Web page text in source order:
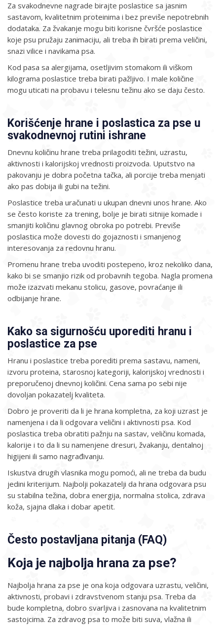
Za svakodnevne nagrade birajte poslastice sa jasnim
sastavom, kvalitetnim proteinima i bez previše nepotrebnih
dodataka. Za žvakanje mogu biti korisne čvršće poslastice
koje psu pružaju zanimaciju, ali treba ih birati prema veličini,
snazi vilice i navikama psa.
Kod pasa sa alergijama, osetljivim stomakom ili viškom
kilograma poslastice treba birati pažljivo. I male količine
mogu uticati na probavu i telesnu težinu ako se daju često.
Korišćenje hrane i poslastica za pse u
svakodnevnoj rutini ishrane
Dnevnu količinu hrane treba prilagoditi težini, uzrastu,
aktivnosti i kalorijskoj vrednosti proizvoda. Uputstvo na
pakovanju je dobra početna tačka, ali porcije treba menjati
ako pas dobija ili gubi na težini.
Poslastice treba uračunati u ukupan dnevni unos hrane. Ako
se često koriste za trening, bolje je birati sitnije komade i
smanjiti količinu glavnog obroka po potrebi. Previše
poslastica može dovesti do gojaznosti i smanjenog
interesovanja za redovnu hranu.
Promenu hrane treba uvoditi postepeno, kroz nekoliko dana,
kako bi se smanjio rizik od probavnih tegoba. Nagla promena
može izazvati mekanu stolicu, gasove, povraćanje ili
odbijanje hrane.
Kako sa sigurnošću uporediti hranu i
poslastice za pse
Hranu i poslastice treba porediti prema sastavu, nameni,
izvoru proteina, starosnoj kategoriji, kalorijskoj vrednosti i
preporučenoj dnevnoj količini. Cena sama po sebi nije
dovoljan pokazatelj kvaliteta.
Dobro je proveriti da li je hrana kompletna, za koji uzrast je
namenjena i da li odgovara veličini i aktivnosti psa. Kod
poslastica treba obratiti pažnju na sastav, veličinu komada,
kalorije i to da li su namenjene dresuri, žvakanju, dentalnoj
higijeni ili samo nagrađivanju.
Iskustva drugih vlasnika mogu pomoći, ali ne treba da budu
jedini kriterijum. Najbolji pokazatelji da hrana odgovara psu
su stabilna težina, dobra energija, normalna stolica, zdrava
koža, sjajna dlaka i dobar apetit.
Često postavljana pitanja (FAQ)
Koja je najbolja hrana za pse?
Najbolja hrana za pse je ona koja odgovara uzrastu, veličini,
aktivnosti, probavi i zdravstvenom stanju psa. Treba da
bude kompletna, dobro svarljiva i zasnovana na kvalitetnim
sastojcima. Za zdravog psa to može biti suva, vlažna ili